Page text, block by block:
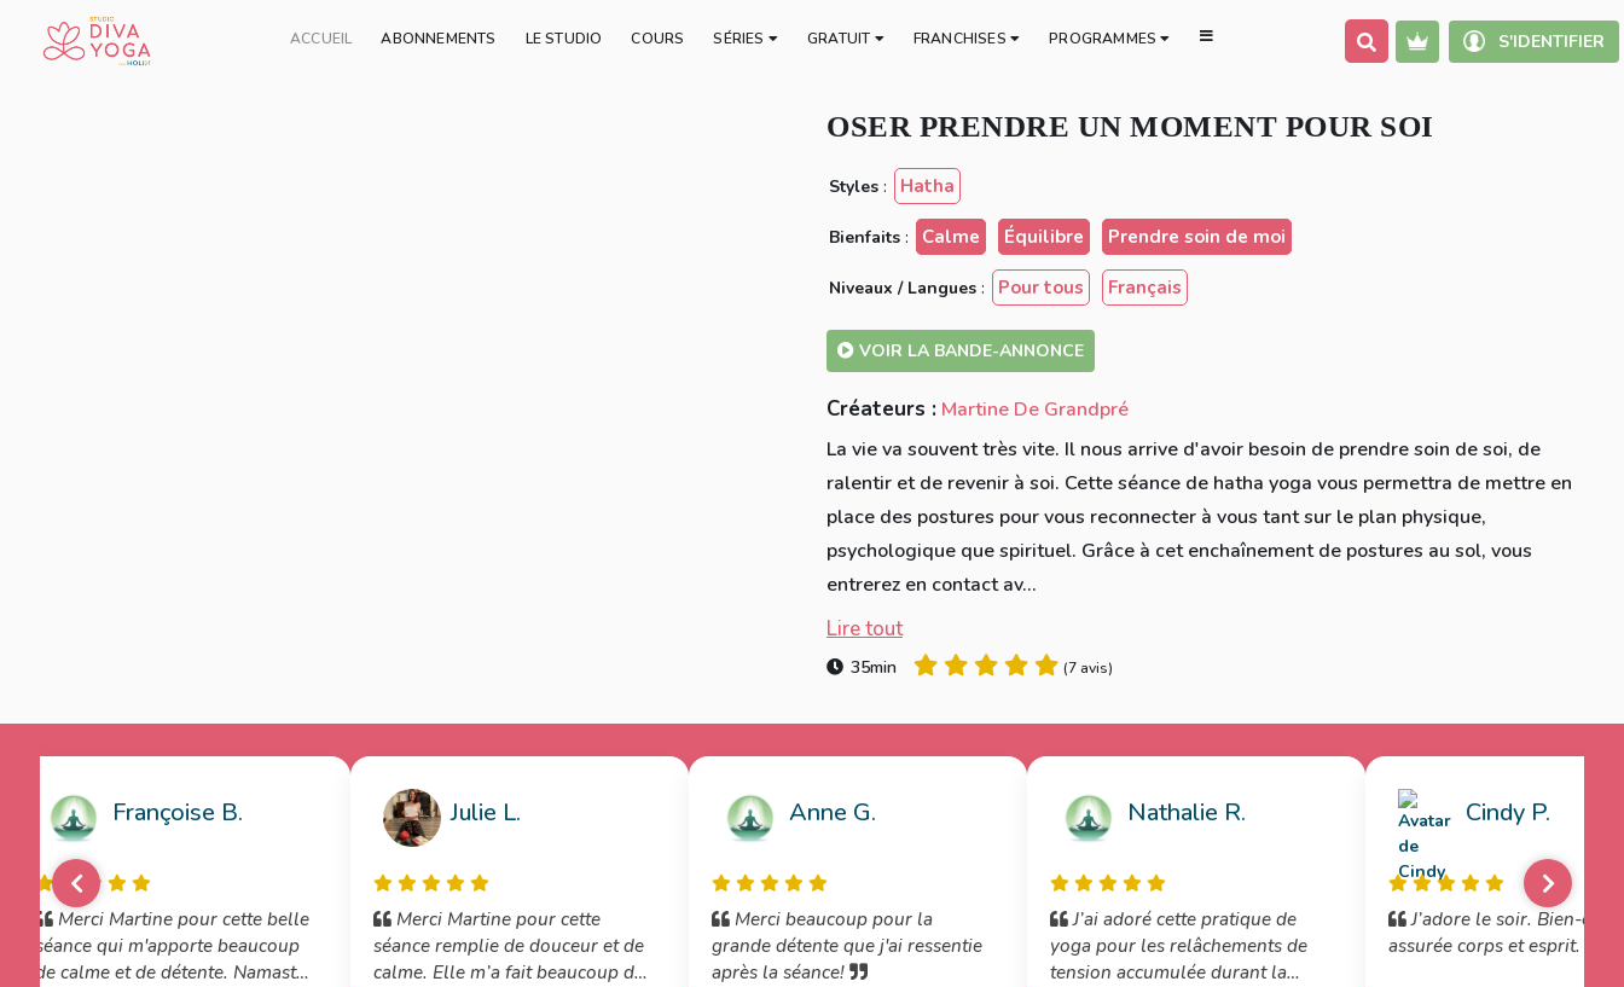
ACCUEIL ABONNEMENTS LE STUDIO COURS SÉRIES GRATUIT FRANCHISES PROGRAMMES
S'IDENTIFIER
Ajouter à ma liste
OSER PRENDRE UN MOMENT POUR SOI
Styles : Hatha
Bienfaits : Calme Équilibre Prendre soin de moi
Niveaux / Langues : Pour tous Français
VOIR LA BANDE-ANNONCE
Créateurs : Martine De Grandpré
La vie va souvent très vite. Il nous arrive d'avoir besoin de prendre soin de soi, de
ralentir et de revenir à soi. Cette séance de hatha yoga vous permettra de mettre en
place des postures pour vous reconnecter à vous tant sur le plan physique,
psychologique que spirituel. Grâce à cet enchaînement de postures au sol, vous
entrerez en contact av...
Lire tout
35min (7 avis)
Françoise B.
Merci Martine pour cette belle
séance qui m'apporte beaucoup
de calme et de détente. Namasté.
Julie L.
Merci Martine pour cette
séance remplie de douceur et de
calme. Elle m’a fait beaucoup de
Anne G.
Merci beaucoup pour la
grande détente que j'ai ressentie
après la séance!
Nathalie R.
J’ai adoré cette pratique de
yoga pour les relâchements de
tension accumulée durant la
Cindy P.
J’adore le soir. Bien-être
assurée corps et esprit.